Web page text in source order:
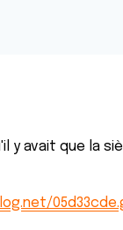
y avait que la